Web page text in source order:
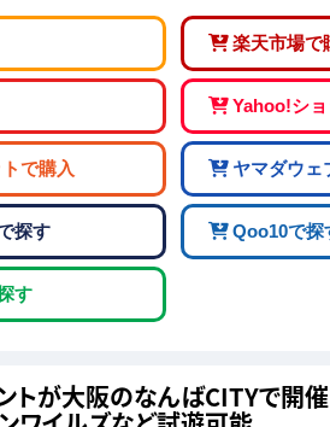
楽天市場で
Yahoo!シ
で購入 ヤマダウェ
探す Qoo10で探
す
が大阪のなんばCITYで開催